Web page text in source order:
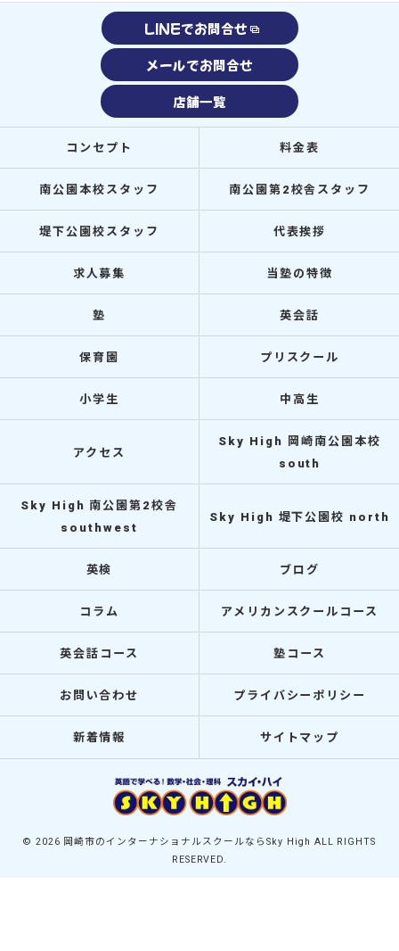
LINEでお問合せ
メールでお問合せ
店舗一覧
コンセプト 料金表
南公園本校スタッフ 南公園第2校舎スタッフ
堤下公園校スタッフ 代表挨拶
求人募集 当塾の特徴
塾 英会話
保育園 プリスクール
小学生 中高生
アクセス
Sky High 岡崎南公園本校
south
Sky High 南公園第2校舎
southwest
Sky High 堤下公園校 north
英検 ブログ
コラム アメリカンスクールコース
英会話コース 塾コース
お問い合わせ プライバシーポリシー
新着情報 サイトマップ
© 2026 岡崎市のインターナショナルスクールならSky High ALL RIGHTS
RESERVED.